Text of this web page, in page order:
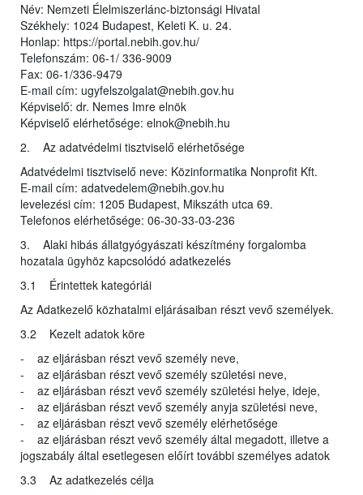
Név: Nemzeti Élelmiszerlánc-biztonsági Hivatal
Székhely: 1024 Budapest, Keleti K. u. 24.
Honlap: https://portal.nebih.gov.hu/
Telefonszám: 06-1/ 336-9009
Fax: 06-1/336-9479
E-mail cím: ugyfelszolgalat@nebih.gov.hu
Képviselő: dr. Nemes Imre elnök
Képviselő elérhetősége: elnok@nebih.hu
2. Az adatvédelmi tisztviselő elérhetősége
Adatvédelmi tisztviselő neve: Közinformatika Nonprofit Kft.
E-mail cím: adatvedelem@nebih.gov.hu
levelezési cím: 1205 Budapest, Mikszáth utca 69.
Telefonos elérhetősége: 06-30-33-03-236
3. Alaki hibás állatgyógyászati készítmény forgalomba
hozatala ügyhöz kapcsolódó adatkezelés
3.1 Érintettek kategóriái
Az Adatkezelő közhatalmi eljárásaiban részt vevő személyek.
3.2 Kezelt adatok köre
- az eljárásban részt vevő személy neve,
- az eljárásban részt vevő személy születési neve,
- az eljárásban részt vevő személy születési helye, ideje,
- az eljárásban részt vevő személy anyja születési neve,
- az eljárásban részt vevő személy elérhetősége
- az eljárásban részt vevő személy által megadott, illetve a
jogszabály által esetlegesen előírt további személyes adatok
3.3 Az adatkezelés célja